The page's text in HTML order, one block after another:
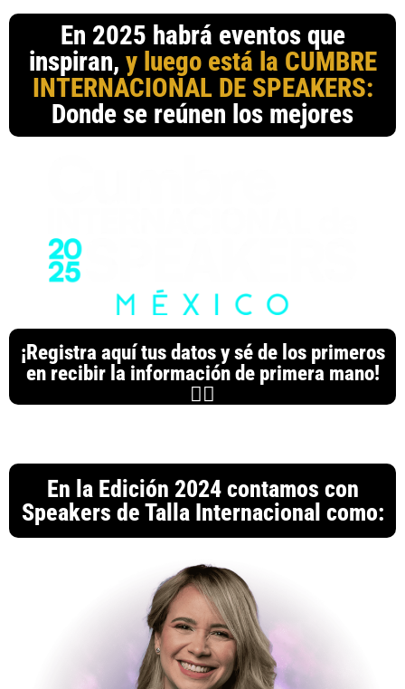
En 2025 habrá eventos que
inspiran, y luego está la CUMBRE
INTERNACIONAL DE SPEAKERS:
Donde se reúnen los mejores
¡Registra aquí tus datos y sé de los primeros
en recibir la información de primera mano!
👇🏻
En la Edición 2024 contamos con
Speakers de Talla Internacional como: